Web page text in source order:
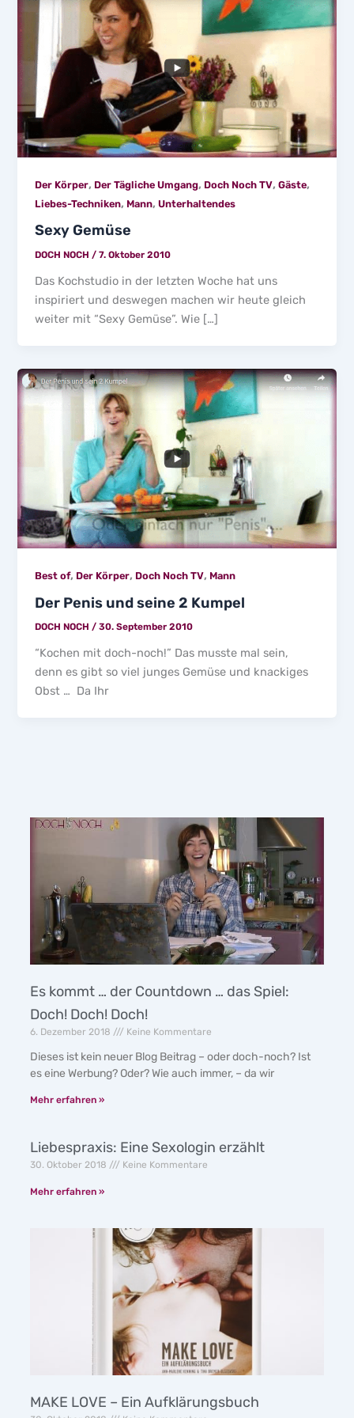
Der Körper, Der Tägliche Umgang, Doch Noch TV,Gäste,
Liebes-Techniken, Mann,Unterhaltendes
Sexy Gemüse
DOCH NOCH/7. Oktober 2010
Das Kochstudio in der letzten Woche hat uns
inspiriert und deswegen machen wir heute gleich
weiter mit “Sexy Gemüse”. Wie […]
Best of, Der Körper, Doch Noch TV, Mann
Der Penis und seine 2 Kumpel
DOCH NOCH/30. September 2010
“Kochen mit doch-noch!” Das musste mal sein,
denn es gibt so viel junges Gemüse und knackiges
Obst … Da Ihr
Es kommt … der Countdown … das Spiel:
Doch! Doch! Doch!
6. Dezember 2018 Keine Kommentare
Dieses ist kein neuer Blog Beitrag – oder doch-noch? Ist
es eine Werbung? Oder? Wie auch immer, – da wir
Mehr erfahren »
Liebespraxis: Eine Sexologin erzählt
30. Oktober 2018 Keine Kommentare
Mehr erfahren »
MAKE LOVE – Ein Aufklärungsbuch